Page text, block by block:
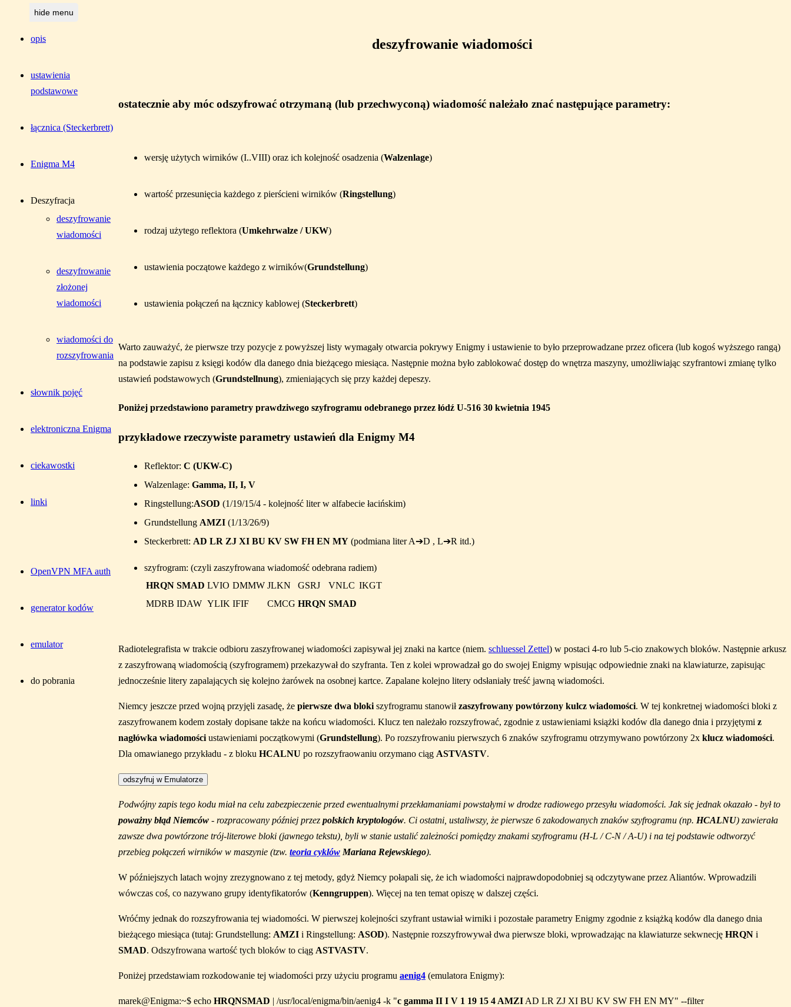
hide menu
opis
ustawienia
podstawowe
łącznica (Steckerbrett)
Enigma M4
Deszyfracja
deszyfrowanie
wiadomości
deszyfrowanie
złożonej
wiadomości
wiadomości do
rozszyfrowania
słownik pojęć
elektroniczna Enigma
ciekawostki
linki
OpenVPN MFA auth
generator kodów
emulator
do pobrania
deszyfrowanie wiadomości
ostatecznie aby móc odszyfrować otrzymaną (lub przechwyconą) wiadomość należało znać następujące parametry:
wersję użytych wirników (I..VIII) oraz ich kolejność osadzenia (Walzenlage)
wartość przesunięcia każdego z pierścieni wirników (Ringstellung)
rodzaj użytego reflektora (Umkehrwalze / UKW)
ustawienia początowe każdego z wirników(Grundstellung)
ustawienia połączeń na łącznicy kablowej (Steckerbrett)
Warto zauważyć, że pierwsze trzy pozycje z powyższej listy wymagały otwarcia pokrywy Enigmy i ustawienie to było przeprowadzane przez oficera (lub kogoś wyższego rangą)
na podstawie zapisu z księgi kodów dla danego dnia bieżącego miesiąca. Następnie można było zablokować dostęp do wnętrza maszyny, umożliwiając szyfrantowi zmianę tylko
ustawień podstawowych (Grundstellnung), zmieniających się przy każdej depeszy.
Poniżej przedstawiono parametry prawdziwego szyfrogramu odebranego przez łódź U-516 30 kwietnia 1945
przykładowe rzeczywiste parametry ustawień dla Enigmy M4
Reflektor: C (UKW-C)
Walzenlage: Gamma, II, I, V
Ringstellung:ASOD (1/19/15/4 - kolejność liter w alfabecie łacińskim)
Grundstellung AMZI (1/13/26/9)
Steckerbrett: AD LR ZJ XI BU KV SW FH EN MY (podmiana liter A➔D , L➔R itd.)
szyfrogram: (czyli zaszyfrowana wiadomość odebrana radiem)
HRQN SMAD LVIO DMMW JLKN GSRJ VNLC IKGT
MDRB IDAW YLIK IFIF CMCG HRQN SMAD
Radiotelegrafista w trakcie odbioru zaszyfrowanej wiadomości zapisywał jej znaki na kartce (niem. schluessel Zettel) w postaci 4-ro lub 5-cio znakowych bloków. Następnie arkusz
z zaszyfrowaną wiadomością (szyfrogramem) przekazywał do szyfranta. Ten z kolei wprowadzał go do swojej Enigmy wpisując odpowiednie znaki na klawiaturze, zapisując
jednocześnie litery zapalających się kolejno żarówek na osobnej kartce. Zapalane kolejno litery odsłaniały treść jawną wiadomości.
Niemcy jeszcze przed wojną przyjęli zasadę, że pierwsze dwa bloki szyfrogramu stanowiłzaszyfrowany powtórzony kulcz wiadomości. W tej konkretnej wiadomości bloki z
zaszyfrowanem kodem zostały dopisane także na końcu wiadomości. Klucz ten należało rozszyfrować, zgodnie z ustawieniami książki kodów dla danego dnia i przyjętymi z
nagłówka wiadomości ustawieniami początkowymi (Grundstellung). Po rozszyfrowaniu pierwszych 6 znaków szyfrogramu otrzymywano powtórzony 2x klucz wiadomości.
Dla omawianego przykładu - z bloku HCALNU po rozszyfraowaniu orzymano ciąg ASTVASTV.
Podwójny zapis tego kodu miał na celu zabezpieczenie przed ewentualnymi przekłamaniami powstałymi w drodze radiowego przesyłu wiadomości. Jak się jednak okazało - był to
poważny błąd Niemców - rozpracowany później przez polskich kryptologów. Ci ostatni, ustaliwszy, że pierwsze 6 zakodowanych znaków szyfrogramu (np. HCALNU) zawierała
zawsze dwa powtórzone trój-literowe bloki (jawnego tekstu), byli w stanie ustalić zależności pomiędzy znakami szyfrogramu (H-L / C-N / A-U) i na tej podstawie odtworzyć
przebieg połączeń wirników w maszynie (tzw. teoria cyklów Mariana Rejewskiego).
W późniejszych latach wojny zrezygnowano z tej metody, gdyż Niemcy połapali się, że ich wiadomości najprawdopodobniej są odczytywane przez Aliantów. Wprowadzili
wówczas coś, co nazywano grupy identyfikatorów (Kenngruppen). Więcej na ten temat opiszę w dalszej części.
Wróćmy jednak do rozszyfrowania tej wiadomości. W pierwszej kolejności szyfrant ustawiał wirniki i pozostałe parametry Enigmy zgodnie z książką kodów dla danego dnia
bieżącego miesiąca (tutaj: Grundstellung: AMZI i Ringstellung: ASOD). Następnie rozszyfrowywał dwa pierwsze bloki, wprowadzając na klawiaturze sekwnecję HRQN i
SMAD. Odszyfrowana wartość tych bloków to ciąg ASTVASTV.
Poniżej przedstawiam rozkodowanie tej wiadomości przy użyciu programu aenig4 (emulatora Enigmy):
marek@Enigma:~$ echo HRQNSMAD | /usr/local/enigma/bin/aenig4 -k "c gamma II I V 1 19 15 4 AMZI AD LR ZJ XI BU KV SW FH EN MY" --filter